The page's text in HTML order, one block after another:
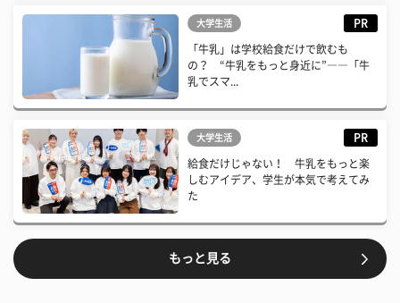
大学生活 PR
「牛乳」は学校給食だけで飲むも
の？ “牛乳をもっと身近に”――「牛
乳でスマ...
大学生活 PR
給食だけじゃない！ 牛乳をもっと楽
しむアイデア、学生が本気で考えてみ
た
もっと見る